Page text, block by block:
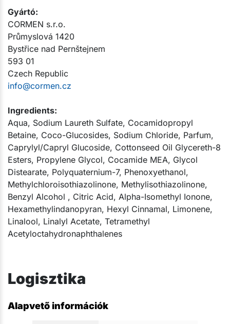
Gyártó:​
CORMEN s.r.o.
Průmyslová 1420
Bystřice nad Pernštejnem
593 01
Czech Republic
info@cormen.cz
Ingredients:
Aqua, Sodium Laureth Sulfate, Cocamidopropyl
Betaine, Coco-Glucosides, Sodium Chloride, Parfum,
Caprylyl/Capryl Glucoside, Cottonseed Oil Glycereth-8
Esters, Propylene Glycol, Cocamide MEA, Glycol
Distearate, Polyquaternium-7, Phenoxyethanol,
Methylchloroisothiazolinone, Methylisothiazolinone,
Benzyl Alcohol , Citric Acid, Alpha-Isomethyl Ionone,
Hexamethylindanopyran, Hexyl Cinnamal, Limonene,
Linalool, Linalyl Acetate, Tetramethyl
Acetyloctahydronaphthalenes​​​
Logisztika
Alapvető információk